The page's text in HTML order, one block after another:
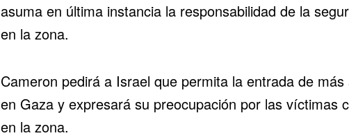
asuma en última instancia la responsabilidad de la
en la zona.
Cameron pedirá a Israel que permita la entrada de más
en Gaza y expresará su preocupación por las víctimas
en la zona.